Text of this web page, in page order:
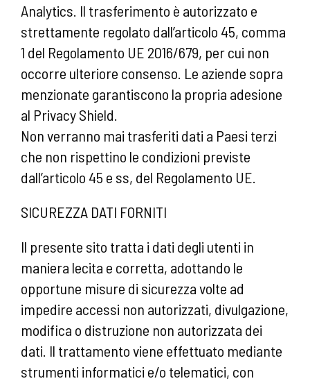
Analytics. Il trasferimento è autorizzato e
strettamente regolato dall’articolo 45, comma
1 del Regolamento UE 2016/679, per cui non
occorre ulteriore consenso. Le aziende sopra
menzionate garantiscono la propria adesione
al Privacy Shield.
Non verranno mai trasferiti dati a Paesi terzi
che non rispettino le condizioni previste
dall’articolo 45 e ss, del Regolamento UE.
SICUREZZA DATI FORNITI
Il presente sito tratta i dati degli utenti in
maniera lecita e corretta, adottando le
opportune misure di sicurezza volte ad
impedire accessi non autorizzati, divulgazione,
modifica o distruzione non autorizzata dei
dati. Il trattamento viene effettuato mediante
strumenti informatici e/o telematici, con